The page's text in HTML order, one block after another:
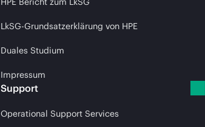
LkSG-Grundsatzerklärung von HPE
Duales Studium
Impressum
Support
Operational Support Services